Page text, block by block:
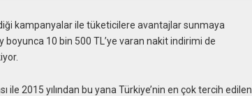
kampanyalar ile tüketicilere avantajlar sunmaya
10 bin 500 TL’ye varan nakit indirimi de
2015 yılından bu yana Türkiye’nin en çok tercih edilen